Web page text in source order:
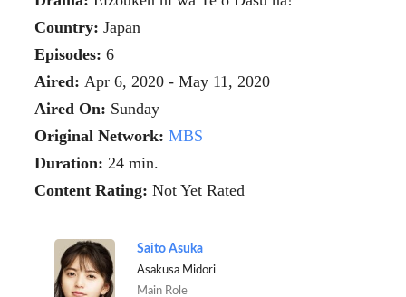
Country: Japan
Episodes: 6
Aired: Apr 6, 2020 - May 11, 2020
Aired On: Sunday
Original Network: MBS
Duration: 24 min.
Content Rating: Not Yet Rated
Saito Asuka
Asakusa Midori
Main Role